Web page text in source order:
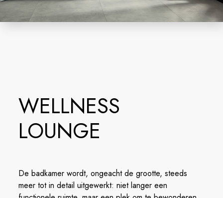
WELLNESS
LOUNGE
De badkamer wordt, ongeacht de grootte, steeds
meer tot in detail uitgewerkt: niet langer een